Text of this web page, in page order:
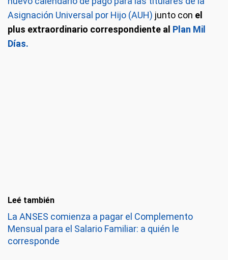
Asignación Universal por Hijo (AUH) junto con el
plus extraordinario correspondiente al Plan Mil
Días.
Leé también
La ANSES comienza a pagar el Complemento
Mensual para el Salario Familiar: a quién le
corresponde